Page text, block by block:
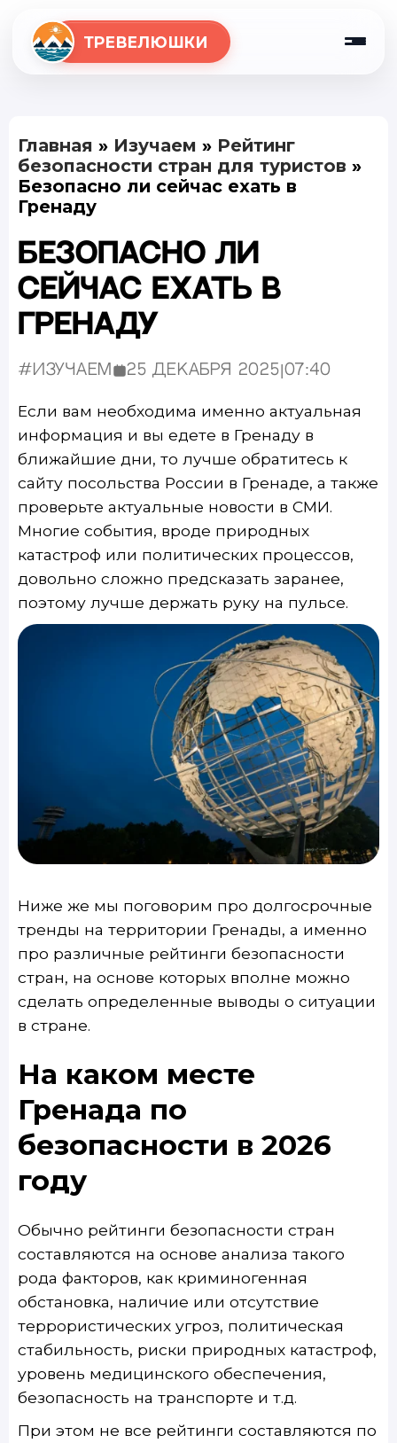
ТРЕВЕЛЮШКИ
Главная » Изучаем » Рейтинг
безопасности стран для туристов »
Безопасно ли сейчас ехать в
Гренаду
Безопасно ли
сейчас ехать в
Гренаду
#Изучаем Опубликовано:
25 декабря 2025 07:40
Если вам необходима именно актуальная
информация и вы едете в Гренаду в
ближайшие дни, то лучше обратитесь к
сайту посольства России в Гренаде, а также
проверьте актуальные новости в СМИ.
Многие события, вроде природных
катастроф или политических процессов,
довольно сложно предсказать заранее,
поэтому лучше держать руку на пульсе.
Ниже же мы поговорим про долгосрочные
тренды на территории Гренады, а именно
про различные рейтинги безопасности
стран, на основе которых вполне можно
сделать определенные выводы о ситуации
в стране.
На каком месте
Гренада по
безопасности в 2026
году
Обычно рейтинги безопасности стран
составляются на основе анализа такого
рода факторов, как криминогенная
обстановка, наличие или отсутствие
террористических угроз, политическая
стабильность, риски природных катастроф,
уровень медицинского обеспечения,
безопасность на транспорте и т.д.
При этом не все рейтинги составляются по